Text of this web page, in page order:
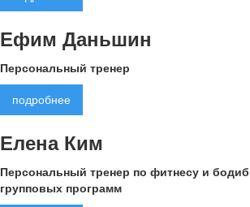
Ефим Даньшин
Персональный тренер
подробнее
Елена Ким
Персональный тренер по фитнесу и
групповых программ